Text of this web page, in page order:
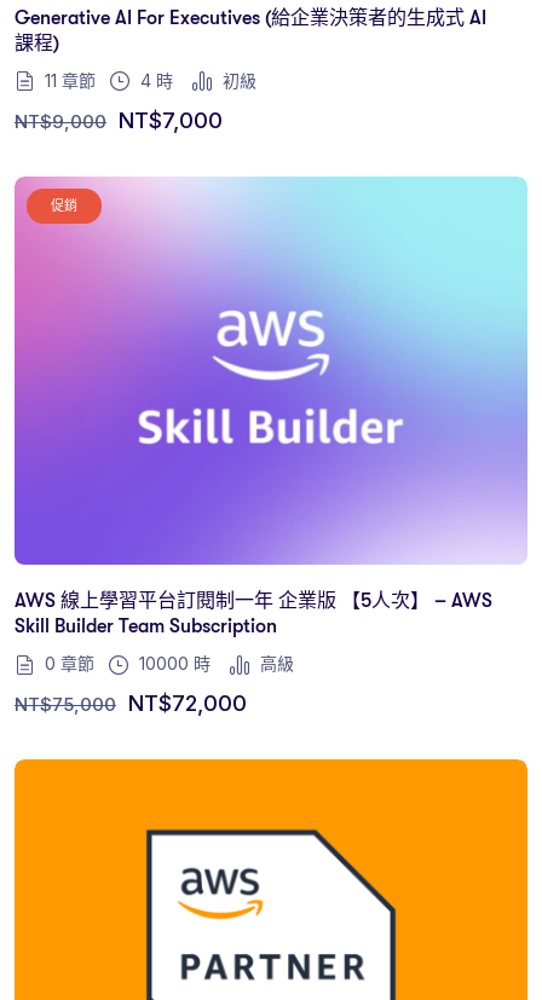
Generative AI For Executives (給企業決策者的生成式 AI
課程)
11 章節 4 時 初級
NT$9,000 NT$7,000
促銷
AWS 線上學習平台訂閱制一年 企業版 【5人次】 – AWS
Skill Builder Team Subscription
0 章節 10000 時 高級
NT$75,000 NT$72,000